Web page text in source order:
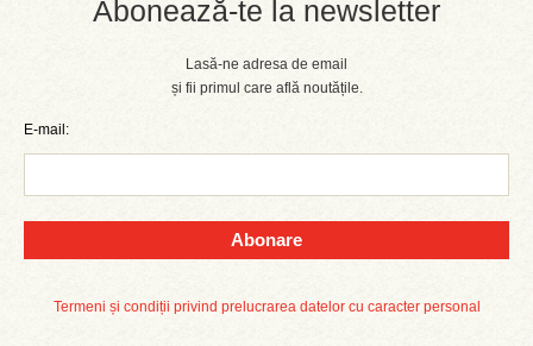
Abonează-te la newsletter
Lasă-ne adresa de email
și fii primul care află noutățile.
E-mail:
Abonare
Termeni și condiții privind prelucrarea datelor cu caracter personal